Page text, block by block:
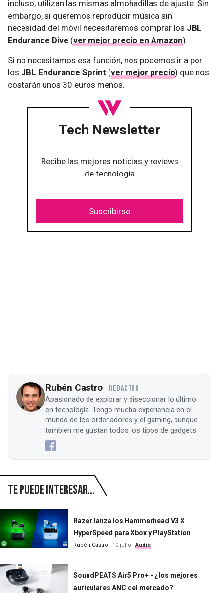
incluso, utilizan las mismas almohadillas de ajuste. Sin
embargo, si queremos reproducir música sin
necesidad del móvil necesitaremos comprar los JBL
Endurance Dive (ver mejor precio en Amazon).
Si no necesitamos esa función, nos podemos ir a por
los JBL Endurance Sprint (ver mejor precio) que nos
costarán unos 30 euros menos.
Tech Newsletter
Recibe las mejores noticias y reviews
de tecnología
Suscribirse
Rubén Castro REDACTOR
Apasionado de explorar y diseccionar lo último
en tecnología. Tengo mucha experiencia en el
mundo de los ordenadores y el gaming, aunque
también me gustan todos los tipos de gadgets.
Te puede interesar...
Razer lanza los Hammerhead V3 X
HyperSpeed para Xbox y PlayStation
Rubén Castro | 10 julio | Audio
SoundPEATS Air5 Pro+ - ¿los mejores
auriculares ANC del mercado?